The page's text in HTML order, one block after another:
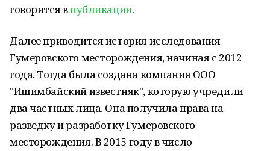
говорится впубликации.
Далее приводится история исследования
Гумеровского месторождения, начиная с 2012
года. Тогда была создана компания ООО
"Ишимбайский известняк", которую учредили
два частных лица. Она получила права на
разведку и разработку Гумеровского
месторождения. В 2015 году в число